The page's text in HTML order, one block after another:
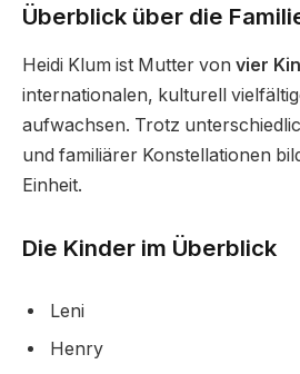
Überblick über die
Heidi Klum ist Mutter von vier
internationalen, kulturell
aufwachsen. Trotz
und familiärer Konstellationen
Einheit.
Die Kinder im Überblick
Leni
Henry